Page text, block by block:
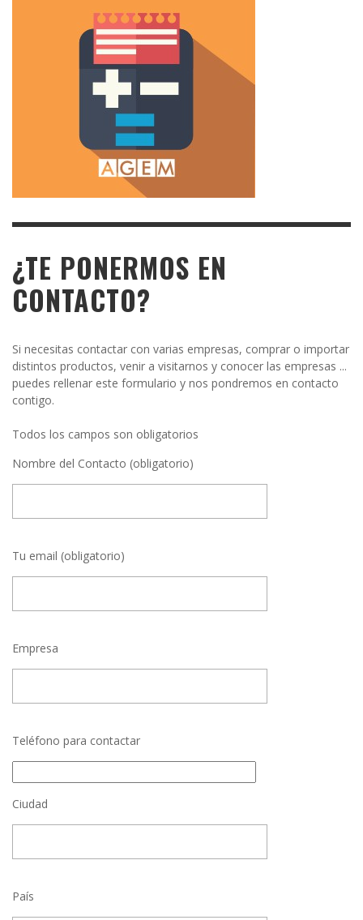
¿TE PONERMOS EN
CONTACTO?
Si necesitas contactar con varias empresas, comprar o importar
distintos productos, venir a visitarnos y conocer las empresas ...
puedes rellenar este formulario y nos pondremos en contacto
contigo.
Todos los campos son obligatorios
Nombre del Contacto (obligatorio)
Tu email (obligatorio)
Empresa
Teléfono para contactar
Ciudad
País